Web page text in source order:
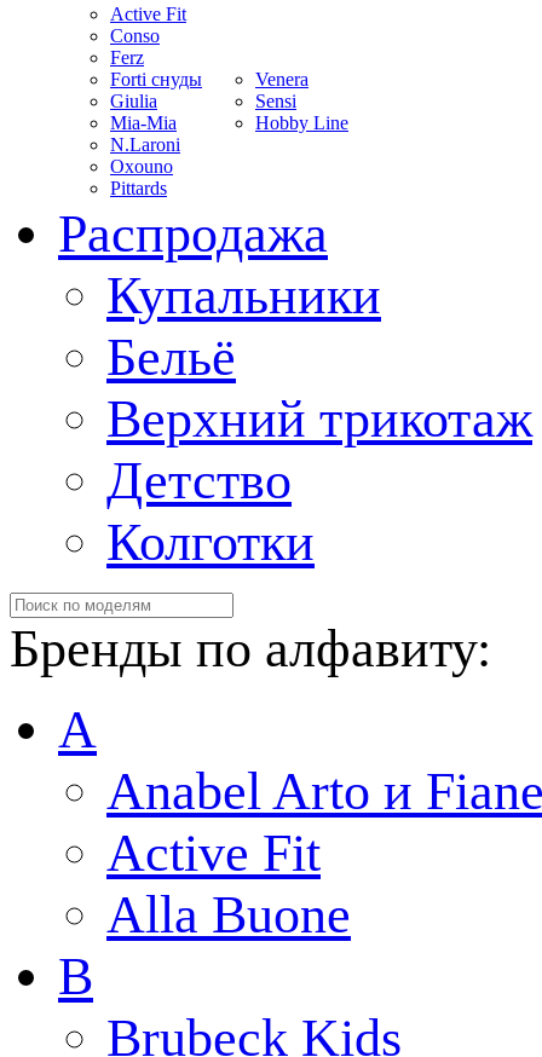
Active Fit
Conso
Ferz
Forti снуды
Giulia
Mia-Mia
N.Laroni
Oxouno
Pittards
Venera
Sensi
Hobby Line
Распродажа
Купальники
Бельё
Верхний трикотаж
Детство
Колготки
Бренды по алфавиту:
A
Anabel Arto и
Active Fit
Alla Buone
B
Brubeck Kids